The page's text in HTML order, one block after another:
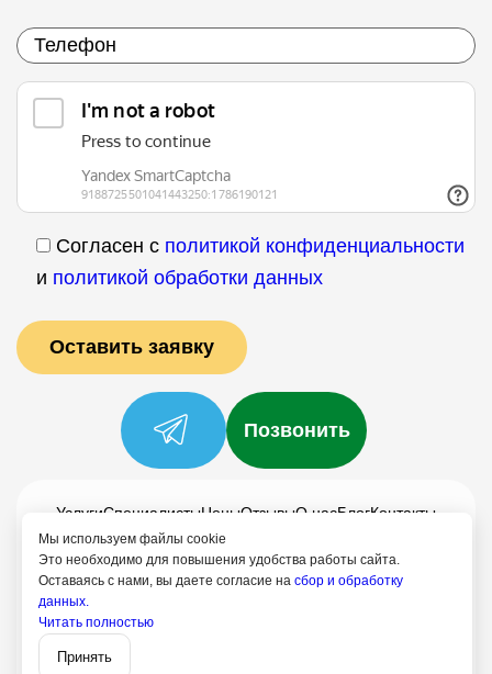
Согласен с политикой конфиденциальности
и политикой обработки данных
Мы используем файлы cookie
Это необходимо для повышения удобства работы сайта.
Оставаясь с нами, вы даете согласие на сбор и обработку
данных.
Читать полностью
Принять
Позвонить
УслугиСпециалистыЦеныОтзывыО насБлогКонтакты
Политика конфиденциальности
Согласие на обработку
8 (958) 758-21-18
Тула